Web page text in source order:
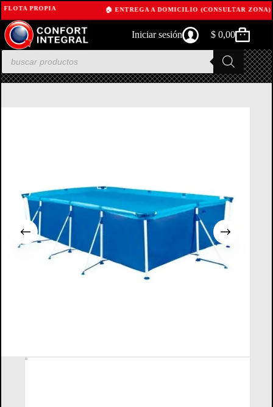
PROPIA 🏠 ENTREGA A DOMICILIO (CONSULTAR ZONA)
Skip
to
content
Iniciar sesión
Shopping
cart
$ 0,00
Products
search